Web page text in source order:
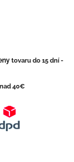
tovaru do 15 dní -
nad 40€